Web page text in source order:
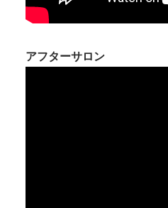
アフターサロン